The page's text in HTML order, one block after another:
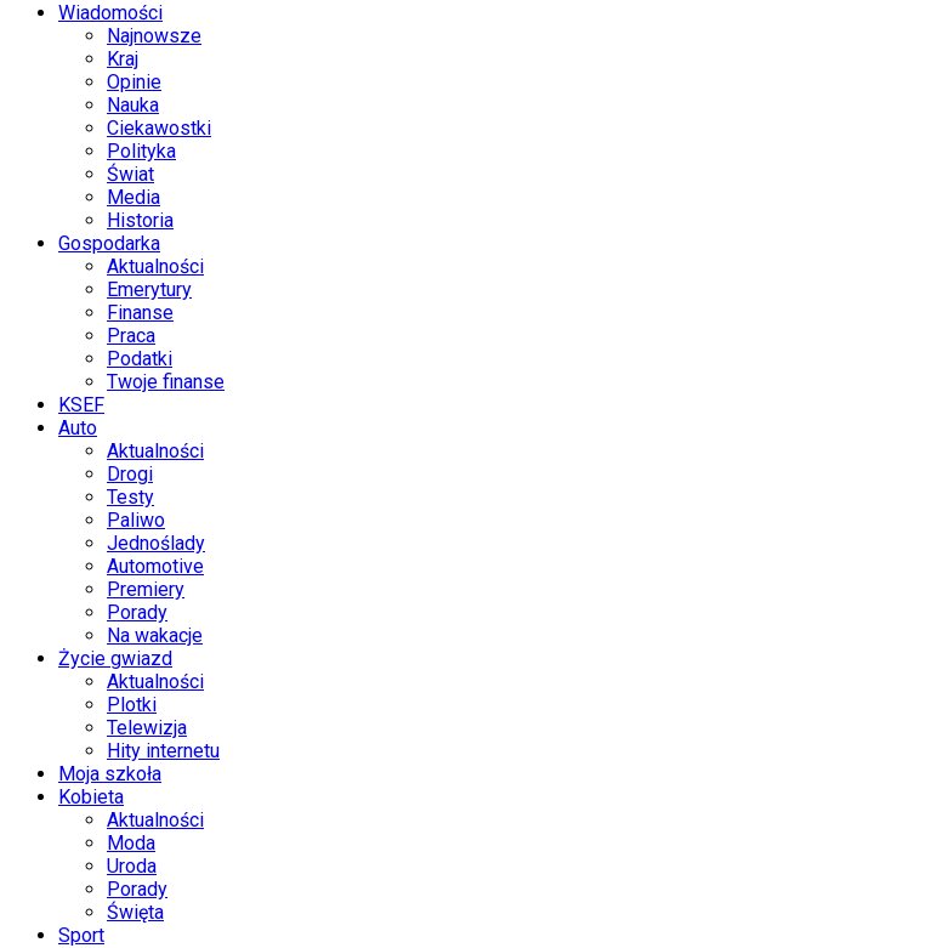
Wiadomości
Najnowsze
Kraj
Opinie
Nauka
Ciekawostki
Polityka
Świat
Media
Historia
Gospodarka
Aktualności
Emerytury
Finanse
Praca
Podatki
Twoje finanse
KSEF
Auto
Aktualności
Drogi
Testy
Paliwo
Jednoślady
Automotive
Premiery
Porady
Na wakacje
Życie gwiazd
Aktualności
Plotki
Telewizja
Hity internetu
Moja szkoła
Kobieta
Aktualności
Moda
Uroda
Porady
Święta
Sport